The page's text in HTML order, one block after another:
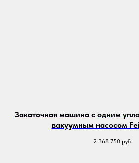
Закаточная машина с одним
вакуумным насосом
2 368 750 руб.